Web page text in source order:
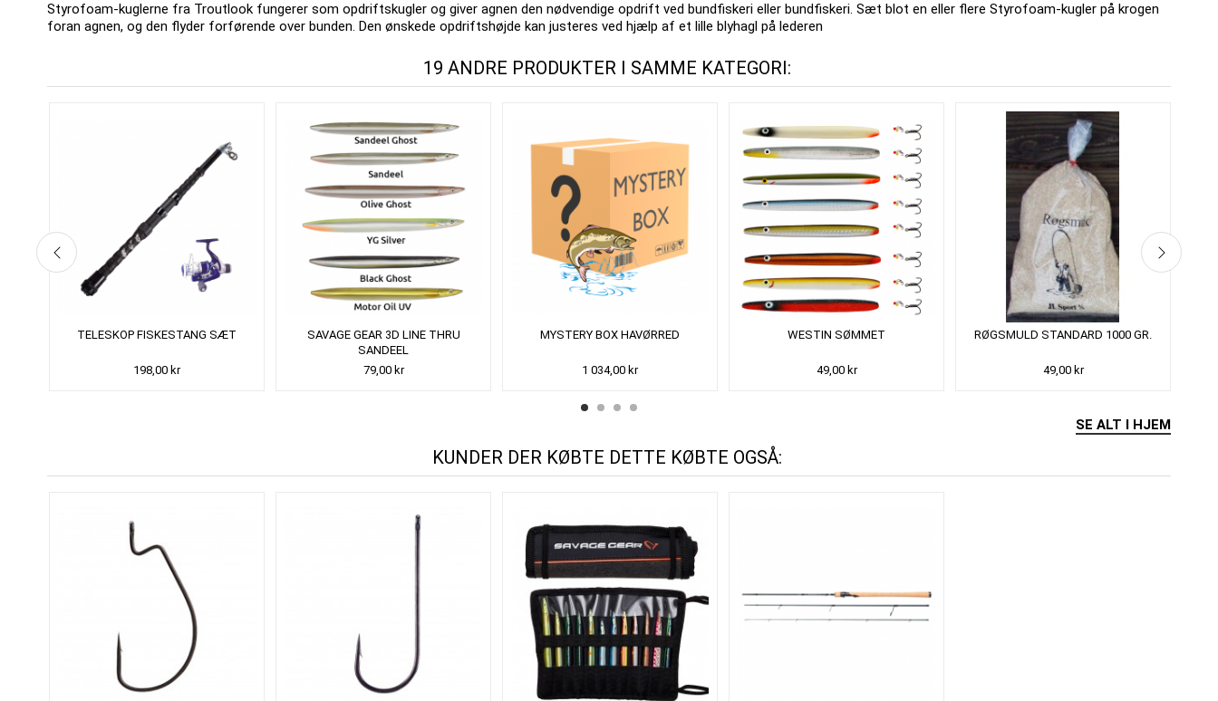
Styrofoam-kuglerne fra Troutlook fungerer som opdriftskugler og giver agnen den nødvendige opdrift ved bundfiskeri eller bundfiskeri. Sæt blot en eller flere Styrofoam-kugler på krogen
foran agnen, og den flyder forførende over bunden. Den ønskede opdriftshøjde kan justeres ved hjælp af et lille blyhagl på lederen
19 ANDRE PRODUKTER I SAMME KATEGORI:
TELESKOP FISKESTANG SÆT
198,00 kr
SAVAGE GEAR 3D LINE THRU
SANDEEL
79,00 kr
MYSTERY BOX HAVØRRED
1 034,00 kr
WESTIN SØMMET
49,00 kr
RØGSMULD STANDARD 1000 GR.
49,00 kr
SE ALT I HJEM
KUNDER DER KØBTE DETTE KØBTE OGSÅ: